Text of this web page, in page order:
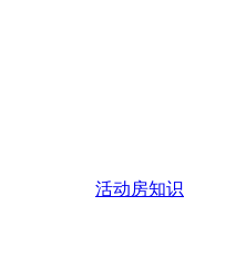
活动房知识